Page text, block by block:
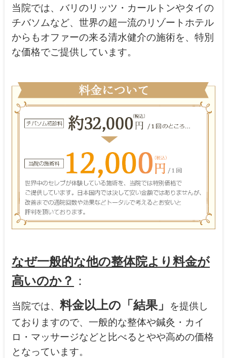
当院では、バリのリッツ・カールトンやタイの
チバソムなど、世界の超一流のリゾートホテル
からもオファーの来る清水健介の施術を、特別
な価格でご提供しています。
なぜ一般的な他の整体院より料金が
高いのか？ ：
当院では、料金以上の「結果」
を提供し
ておりますので、一般的な整体や鍼灸・カイ
ロ・マッサージなどと比べるとやや高めの価格
となっています。